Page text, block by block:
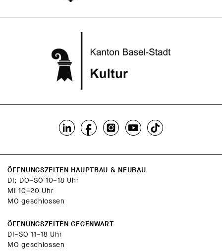
ÖFFNUNGSZEITEN HAUPTBAU & NEUBAU
DI; DO–SO 10–18 Uhr
MI 10–20 Uhr
MO geschlossen
ÖFFNUNGSZEITEN GEGENWART
DI–SO 11–18 Uhr
MO geschlossen